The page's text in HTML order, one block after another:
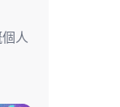
人